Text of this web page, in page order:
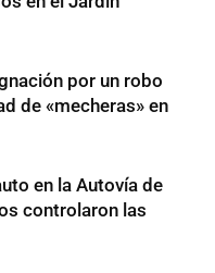
por un robo
de «mecheras» en
en la Autovía de
controlaron las